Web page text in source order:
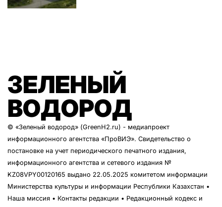
ЗЕЛЕНЫЙ
ВОДОРОД
© «Зеленый водород» (GreenH2.ru) - медиапроект
информационного агентства «ПроВИЭ». Свидетельство о
постановке на учет периодического печатного издания,
информационного агентства и сетевого издания №
KZ08VPY00120165 выдано 22.05.2025 комитетом информации
Министерства культуры и информации Республики Казахстан •
Наша миссия • Контакты редакции • Редакционный кодекс и